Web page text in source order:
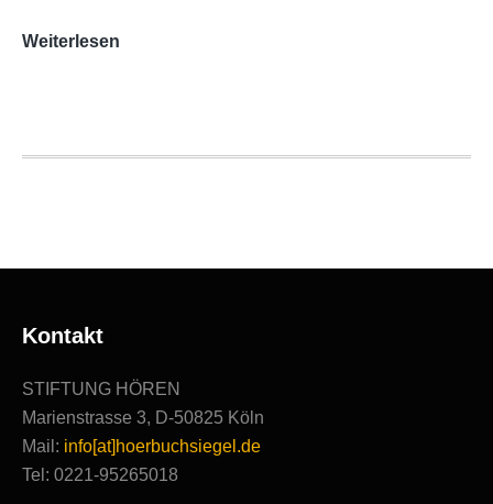
Weiterlesen
Ausgezeichnete
Kontakt
STIFTUNG HÖREN
Marienstrasse 3, D-50825 Köln
Mail: info[at]hoerbuchsiegel.de
Tel: 0221-95265018